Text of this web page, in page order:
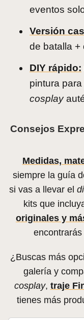
eventos
Versión
de batalla +
DIY rápido:
pintura
cosplay
Consejos
Medidas,
siempre la guía
si vas a llevar el
kits que
originales y
¿Buscas más
galería y
cosplay, traje
tienes más